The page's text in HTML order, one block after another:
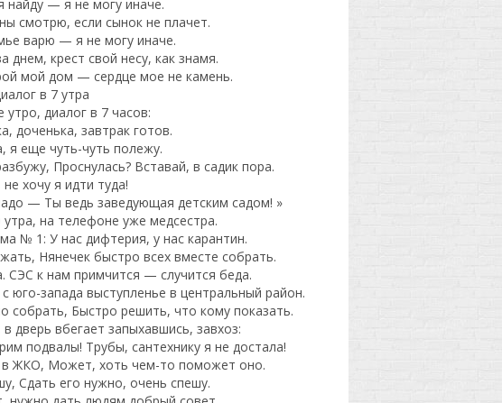
найду — я не могу иначе.
смотрю, если сынок не плачет.
варю — я не могу иначе.
днем, крест свой несу, как знамя.
мой дом — сердце мое не камень.
в 7 утра
утро, диалог в 7 часов:
доченька, завтрак готов.
я еще чуть-чуть полежу.
Проснулась? Вставай, в садик пора.
хочу я идти туда!
— Ты ведь заведующая детским садом! »
на телефоне уже медсестра.
№ 1: У нас дифтерия, у нас карантин.
Нянечек быстро всех вместе собрать.
СЭС к нам примчится — случится беда.
запада выступленье в центральный район.
собрать, Быстро решить, что кому показать.
дверь вбегает запыхавшись, завхоз:
подвалы! Трубы, сантехнику я не достала!
в ЖКО, Может, хоть чем-то поможет оно.
Сдать его нужно, очень спешу.